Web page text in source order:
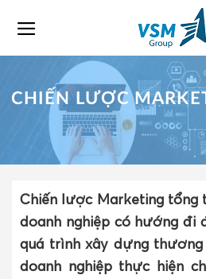
content
CHIẾN LƯỢC
Chiến lược Marketing tổng
doanh nghiệp có hướng đi
quá trình xây dựng thương
doanh nghiệp thực hiện